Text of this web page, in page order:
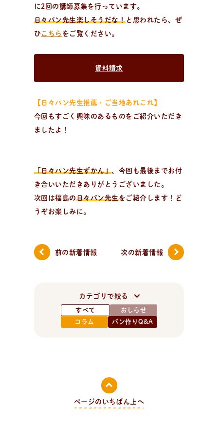
に2回の講師募集を行っています。
日々パン先生楽しそうだな！ と思われたら、ぜ
ひこちら をご覧ください。
資料請求
【日々パン先生推薦・ご当地あれこれ】
今回もすごく興味のあるものをご紹介いただき
ましたよ！
「日々パン先生ずかん」、今回も最後までお付
き合いいただきありがとうございました。
次回は福島の日々パン先生をご紹介します！ど
うぞお楽しみに。
前の新着情報 次の新着情報
カテゴリで絞る
すべて
おしらせ
コラム
パン作りQ&A
ページのいちばん上へ